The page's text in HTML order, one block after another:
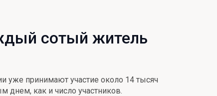
сотый житель
уже принимают участие около 14 тысяч
днем, как и число участников.